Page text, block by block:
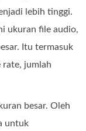
lebih tinggi.
ukuran file audio,
Itu termasuk
rate, jumlah
besar. Oleh
untuk